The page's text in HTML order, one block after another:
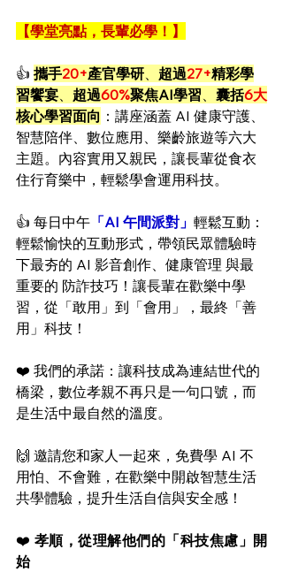
【學堂亮點，長輩必學！】
👍 攜手20+產官學研、 超過27+精彩學
習饗宴、 超過60%聚焦AI學習、 囊括6大
核心學習面向 ：講座涵蓋 AI 健康守護、
智慧陪伴、數位應用、樂齡旅遊等六大
主題。內容實用又親民，讓長輩從食衣
住行育樂中，輕鬆學會運用科技。
👍 每日中午 「AI 午間派對」 輕鬆互動：
輕鬆愉快的互動形式，帶領民眾體驗時
下最夯的 AI 影音創作、健康管理 與最
重要的 防詐技巧！讓長輩在歡樂中學
習，從「敢用」到「會用」，最終「善
用」科技！
❤️ 我們的承諾：讓科技成為連結世代的
橋梁，數位孝親不再只是一句口號，而
是生活中最自然的溫度。
🙌 邀請您和家人一起來，免費學 AI 不
用怕、不會難，在歡樂中開啟智慧生活
共學體驗，提升生活自信與安全感！
❤️ 孝順，從理解他們的「科技焦慮」開
始